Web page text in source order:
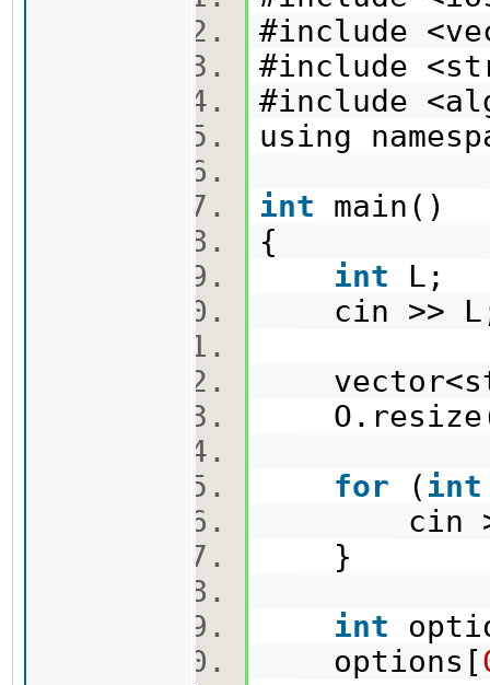
#include
#include
#include
using
int main()
{
int L;
cin >>
for ( int
cin
}
int
options[